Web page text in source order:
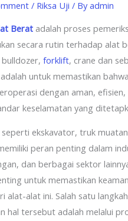
/ Riksa Uji / Byadmin
Berat adalah proses
secara rutin terhadap alat
bulldozer,forklift, crane dan
untuk memastikan
dengan aman, efisien,
keselamatan yang
ekskavator, truk
peran penting dalam
dan berbagai sektor
untuk memastikan
alat-alat ini. Salah satu
hal tersebut adalah melalui